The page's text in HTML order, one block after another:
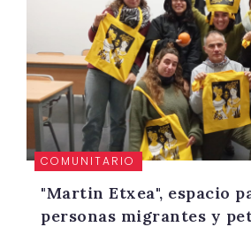
COMUNITARIO
"Martin Etxea", espacio
personas migrantes y